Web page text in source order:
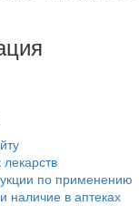
по применению
наличие в аптеках